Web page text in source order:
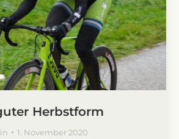
Herbstform
1. November 2020